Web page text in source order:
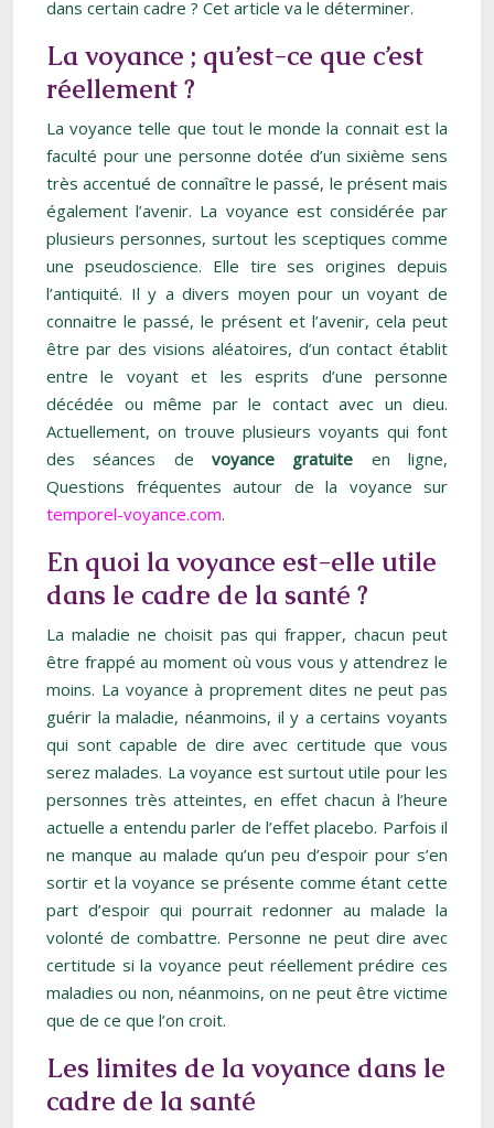
dans certain cadre ? Cet article va le déterminer.
La voyance ; qu’est-ce que c’est
réellement ?
La voyance telle que tout le monde la connait est la
faculté pour une personne dotée d’un sixième sens
très accentué de connaître le passé, le présent mais
également l’avenir. La voyance est considérée par
plusieurs personnes, surtout les sceptiques comme
une pseudoscience. Elle tire ses origines depuis
l’antiquité. Il y a divers moyen pour un voyant de
connaitre le passé, le présent et l’avenir, cela peut
être par des visions aléatoires, d’un contact établit
entre le voyant et les esprits d’une personne
décédée ou même par le contact avec un dieu.
Actuellement, on trouve plusieurs voyants qui font
des séances de voyance gratuite en ligne,
Questions fréquentes autour de la voyance sur
temporel-voyance.com.
En quoi la voyance est-elle utile
dans le cadre de la santé ?
La maladie ne choisit pas qui frapper, chacun peut
être frappé au moment où vous vous y attendrez le
moins. La voyance à proprement dites ne peut pas
guérir la maladie, néanmoins, il y a certains voyants
qui sont capable de dire avec certitude que vous
serez malades. La voyance est surtout utile pour les
personnes très atteintes, en effet chacun à l’heure
actuelle a entendu parler de l’effet placebo. Parfois il
ne manque au malade qu’un peu d’espoir pour s’en
sortir et la voyance se présente comme étant cette
part d’espoir qui pourrait redonner au malade la
volonté de combattre. Personne ne peut dire avec
certitude si la voyance peut réellement prédire ces
maladies ou non, néanmoins, on ne peut être victime
que de ce que l’on croit.
Les limites de la voyance dans le
cadre de la santé